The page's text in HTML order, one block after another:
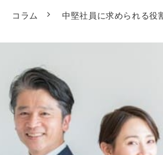
コラム 中堅社員に求められる役